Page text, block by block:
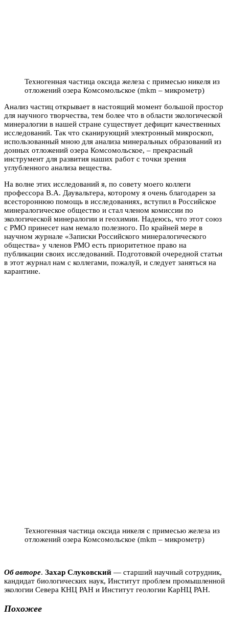
Техногенная частица оксида железа с примесью никеля из
отложений озера Комсомольское (mkm – микрометр)
Анализ частиц открывает в настоящий момент большой простор
для научного творчества, тем более что в области экологической
минералогии в нашей стране существует дефицит качественных
исследований. Так что сканирующий электронный микроскоп,
использованный мною для анализа минеральных образований из
донных отложений озера Комсомольское, – прекрасный
инструмент для развития наших работ с точки зрения
углубленного анализа вещества.
На волне этих исследований я, по совету моего коллеги
профессора В.А. Даувальтера, которому я очень благодарен за
всестороннюю помощь в исследованиях, вступил в Российское
минералогическое общество и стал членом комиссии по
экологической минералогии и геохимии. Надеюсь, что этот союз
с РМО принесет нам немало полезного. По крайней мере в
научном журнале «Записки Российского минералогического
общества» у членов РМО есть приоритетное право на
публикации своих исследований. Подготовкой очередной статьи
в этот журнал нам с коллегами, пожалуй, и следует заняться на
карантине.
Техногенная частица оксида никеля с примесью железа из
отложений озера Комсомольское (mkm – микрометр)
Об авторе. Захар Слуковский — старший научный сотрудник,
кандидат биологических наук, Институт проблем промышленной
экологии Севера КНЦ РАН и Институт геологии КарНЦ РАН.
Похожее